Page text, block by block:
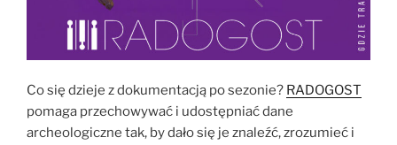
Co się dzieje z dokumentacją po sezonie? RADOGOST
pomaga przechowywać i udostępniać dane
archeologiczne tak, by dało się je znaleźć, zrozumieć i